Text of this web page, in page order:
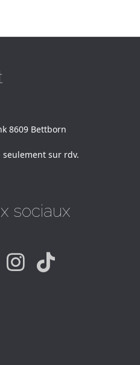
8609 Bettborn
seulement sur rdv.
sociaux
Instagram
Tiktok